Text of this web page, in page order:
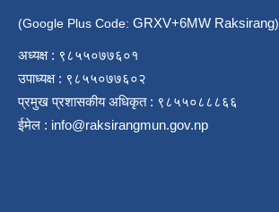
(Google Plus Code: GRXV+6MW Raksirang)
अध्यक्ष : ९८५५०७७६०१
उपाध्यक्ष : ९८५५०७७६०२
प्रमुख प्रशासकीय अधिकृत : ९८५५०८८८६६
ईमेल : info@raksirangmun.gov.np